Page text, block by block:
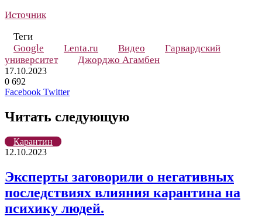
Источник
Теги
Google
Lenta.ru Видео
Гарвардский
университет
Джорджо Агамбен
17.10.2023
0 692
Facebook TwitterLinkedIn
Tumblr
Reddit
Вконтакте
Одноклассники
Skype
Messenger
Messenger
WhatsApp
Telegram
Viber
Line
Поделиться
почту
Печатать
Читать следующую
Карантин
12.10.2023
Эксперты заговорили о негативных
последствиях влияния карантина на
психику людей.